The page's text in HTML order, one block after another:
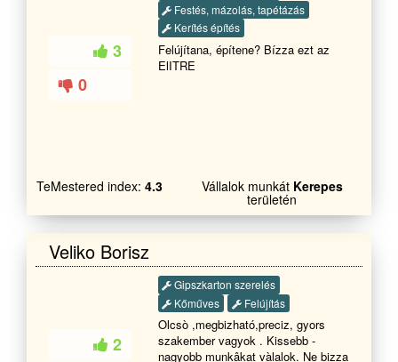
3
0
Festés, mázolás, tapétázás
Kerítés építés
Felújítana, építene? Bízza ezt az
ElITRE
TeMestered index: 4.3 Vállalok munkát Kerepes
területén
Veliko Borisz
2
Gipszkarton szerelés
Kőműves
Felújítás
Olcsò ,megbizható,preciz, gyors
szakember vagyok . Kissebb -
nagyobb munkâkat vàlalok. Ne bizza